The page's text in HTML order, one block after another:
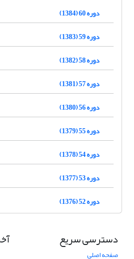
دوره 60 (1384)
دوره 59 (1383)
دوره 58 (1382)
دوره 57 (1381)
دوره 56 (1380)
دوره 55 (1379)
دوره 54 (1378)
دوره 53 (1377)
دوره 52 (1376)
دسترسی سریع
صفحه اصلی